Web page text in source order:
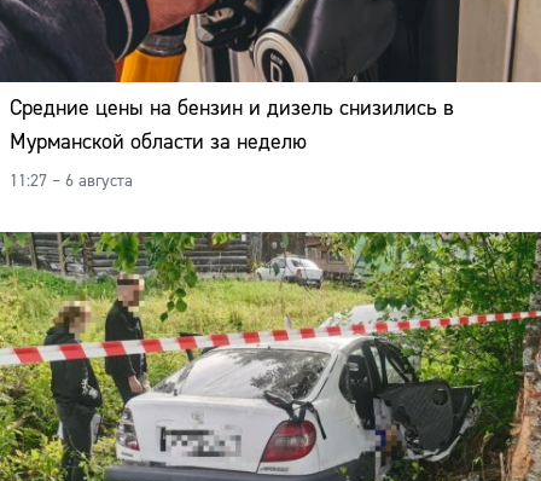
Средние цены на бензин и дизель снизились в
Мурманской области за неделю
11:27 – 6 августа